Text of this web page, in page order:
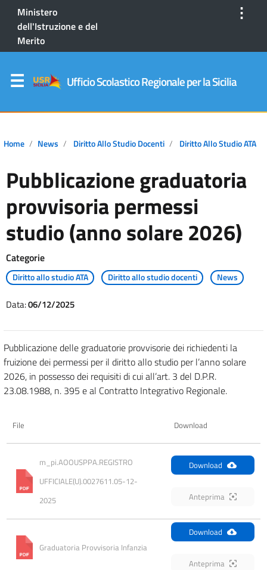
Ministero
dell'Istruzione e del
Merito
⋮
Ufficio Scolastico Regionale per la Sicilia
Home News Diritto Allo Studio Docenti Diritto Allo Studio ATA
Pubblicazione graduatoria
provvisoria permessi
studio (anno solare 2026)
Categorie
Diritto allo studio ATA Diritto allo studio docenti News
Data:06/12/2025
Pubblicazione delle graduatorie provvisorie dei richiedenti la
fruizione dei permessi per il diritto allo studio per l’anno solare
2026, in possesso dei requisiti di cui all’art. 3 del D.P.R.
23.08.1988, n. 395 e al Contratto Integrativo Regionale.
File Download
m_pi.AOOUSPPA.REGISTRO
UFFICIALE(U).0027611.05-12-
2025
Download
Anteprima
Graduatoria Provvisoria Infanzia
Download
Anteprima